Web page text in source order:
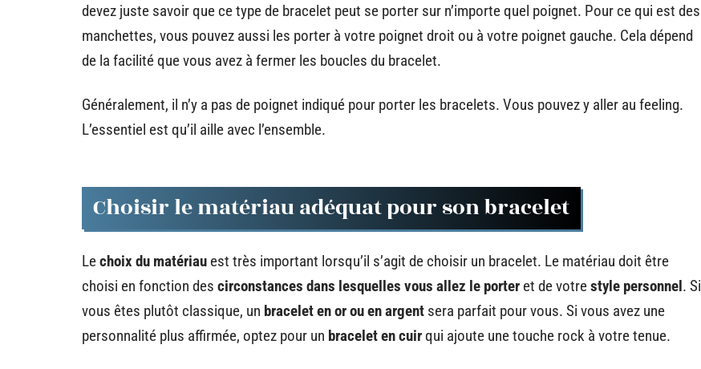
devez juste savoir que ce type de bracelet peut se porter sur n’importe quel poignet. Pour ce qui est des
manchettes, vous pouvez aussi les porter à votre poignet droit ou à votre poignet gauche. Cela dépend
de la facilité que vous avez à fermer les boucles du bracelet.
Généralement, il n’y a pas de poignet indiqué pour porter les bracelets. Vous pouvez y aller au feeling.
L’essentiel est qu’il aille avec l’ensemble.
Choisir le matériau adéquat pour son bracelet
Lechoix du matériau est très important lorsqu’il s’agit de choisir un bracelet. Le matériau doit être
choisi en fonction des circonstances dans lesquelles vous allez le porter et de votrestyle personnel. Si
vous êtes plutôt classique, un bracelet en or ou en argent sera parfait pour vous. Si vous avez une
personnalité plus affirmée, optez pour un bracelet en cuirqui ajoute une touche rock à votre tenue.